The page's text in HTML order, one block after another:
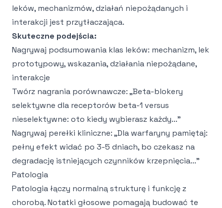
leków, mechanizmów, działań niepożądanych i
interakcji jest przytłaczająca.
Skuteczne podejścia:
Nagrywaj podsumowania klas leków: mechanizm, lek
prototypowy, wskazania, działania niepożądane,
interakcje
Twórz nagrania porównawcze: „Beta-blokery
selektywne dla receptorów beta-1 versus
nieselektywne: oto kiedy wybierasz każdy..."
Nagrywaj perełki kliniczne: „Dla warfaryny pamiętaj:
pełny efekt widać po 3-5 dniach, bo czekasz na
degradację istniejących czynników krzepnięcia..."
Patologia
Patologia łączy normalną strukturę i funkcję z
chorobą. Notatki głosowe pomagają budować te